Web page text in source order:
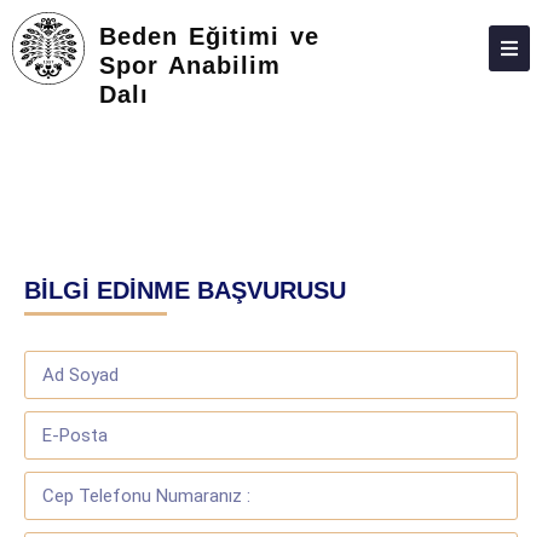
Beden Eğitimi ve
Spor Anabilim
Dalı
HAKKIMIZDA
ARAŞTIRMA
TOPLUMA KATKI
ADAY ÖĞRENCILER
İLETIŞIM
YÖNETIM
BİLGİ EDİNME BAŞVURUSU